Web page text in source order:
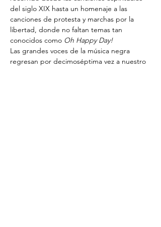
del siglo XIX hasta un homenaje a las
canciones de protesta y marchas por la
libertad, donde no faltan temas tan
conocidos como Oh Happy Day!
Las grandes voces de la música negra
regresan por decimoséptima vez a nuestro